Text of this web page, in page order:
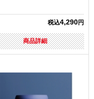
税込4,290円
商品詳細